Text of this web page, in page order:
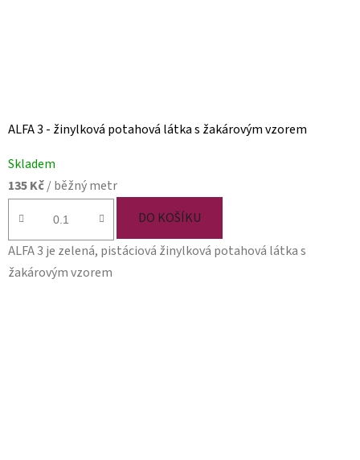
ALFA 3 - žinylková potahová látka s žakárovým vzorem
Skladem
135 Kč/ běžný metr
DO KOŠÍKU
ALFA 3 je zelená, pistáciová žinylková potahová látka s
žakárovým vzorem